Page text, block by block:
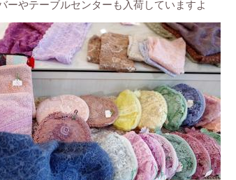
ーやテーブルセンターも入荷していますよ